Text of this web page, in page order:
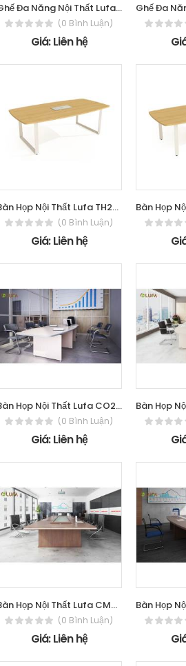
Ghế Đa Năng Nội Thất Lufa JX4200K
(0 Bình Luận)
Giá: Liên hệ
Bàn Họp Nội Thất Lufa TH2412M-L
(0 Bình Luận)
Giá: Liên hệ
Bàn Họp Nội Thất Lufa CO2800H
(0 Bình Luận)
Giá: Liên hệ
Bàn Họp Nội Thất Lufa CM6000
(0 Bình Luận)
Giá: Liên hệ